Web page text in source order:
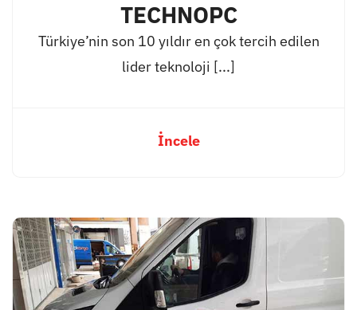
TECHNOPC
Türkiye’nin son 10 yıldır en çok tercih edilen
lider teknoloji [...]
İncele